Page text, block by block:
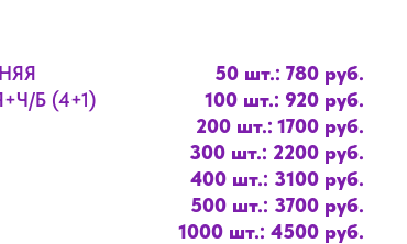
Б (4+1)
50 шт.: 780 руб.
100 шт.: 920 руб.
200 шт.: 1700 руб.
300 шт.: 2200 руб.
400 шт.: 3100 руб.
500 шт.: 3700 руб.
1000 шт.: 4500 руб.